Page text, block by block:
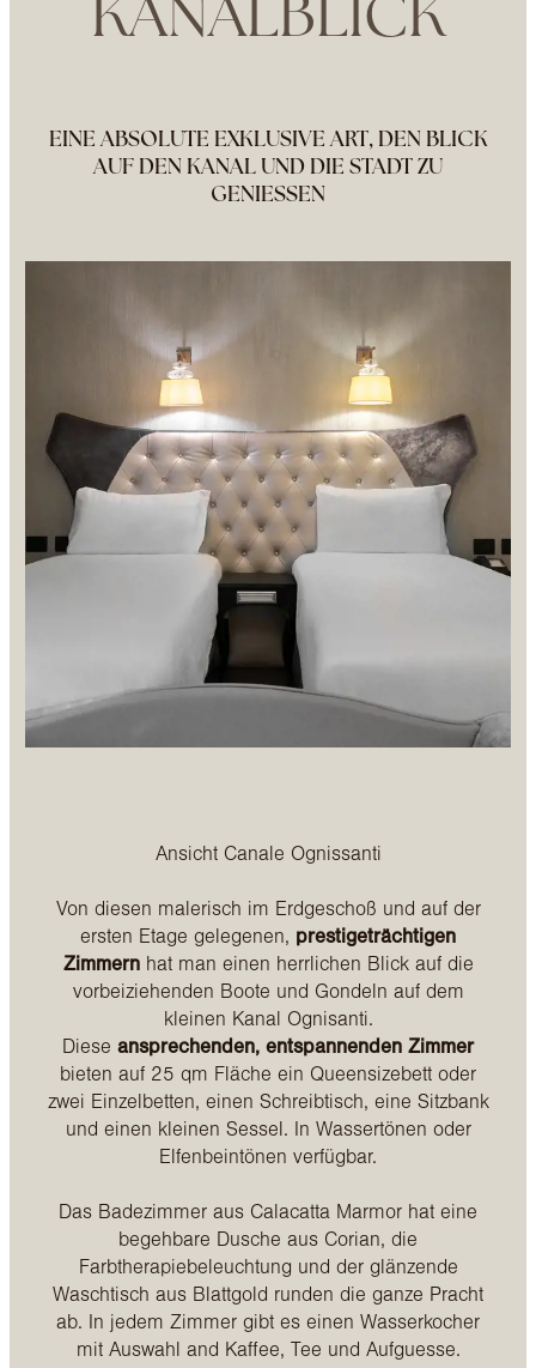
EINE ABSOLUTE EXKLUSIVE ART, DEN BLICK
AUF DEN KANAL UND DIE STADT ZU
GENIESSEN
Ansicht Canale Ognissanti
Von diesen malerisch im Erdgeschoß und auf der
ersten Etage gelegenen, prestigeträchtigen
Zimmernhat man einen herrlichen Blick auf die
vorbeiziehenden Boote und Gondeln auf dem
kleinen Kanal Ognisanti.
Diese ansprechenden, entspannenden Zimmer
bieten auf 25 qm Fläche ein Queensizebett oder
zwei Einzelbetten, einen Schreibtisch, eine Sitzbank
und einen kleinen Sessel. In Wassertönen oder
Elfenbeintönen verfügbar.
Das Badezimmer aus Calacatta Marmor hat eine
begehbare Dusche aus Corian, die
Farbtherapiebeleuchtung und der glänzende
Waschtisch aus Blattgold runden die ganze Pracht
ab. In jedem Zimmer gibt es einen Wasserkocher
mit Auswahl and Kaffee, Tee und Aufguesse.